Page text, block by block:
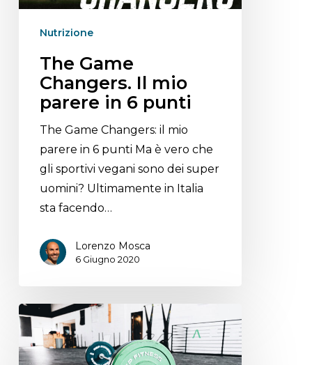
Nutrizione
The Game
Changers. Il mio
parere in 6 punti
The Game Changers: il mio
parere in 6 punti Ma è vero che
gli sportivi vegani sono dei super
uomini? Ultimamente in Italia
sta facendo…
Lorenzo Mosca
6 Giugno 2020